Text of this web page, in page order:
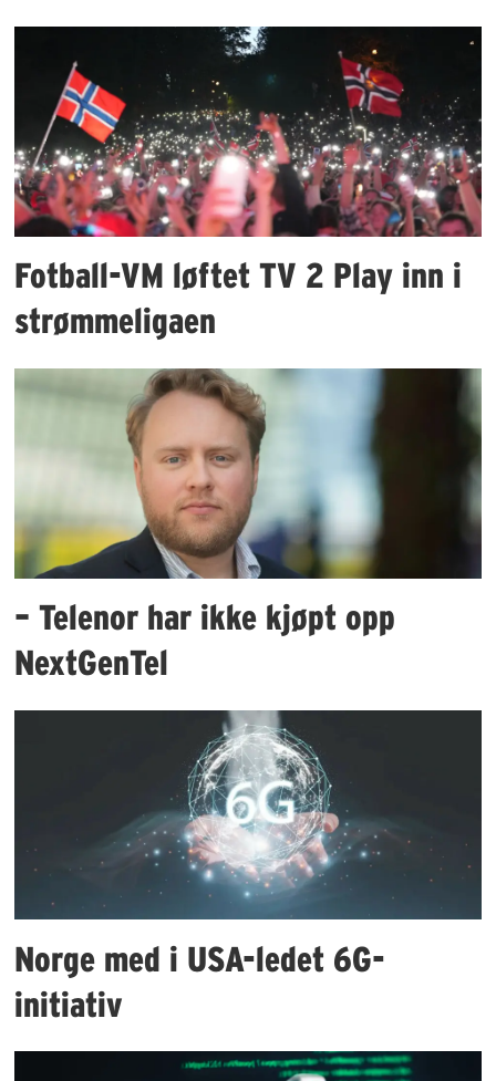
Fotball-VM løftet TV 2 Play inn i
strømmeligaen
– Telenor har ikke kjøpt opp
NextGenTel
Norge med i USA-ledet 6G-
initiativ